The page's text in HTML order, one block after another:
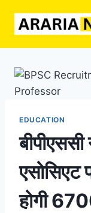
EDUCATION
एसोसिएट
होगी